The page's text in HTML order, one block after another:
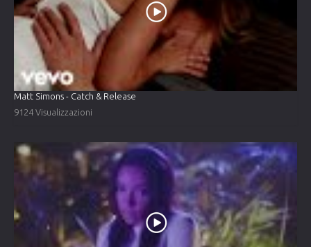
Matt Simons - Catch & Release
9124 Visualizzazioni